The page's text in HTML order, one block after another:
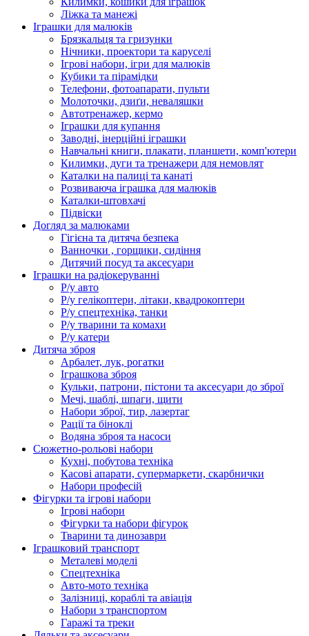
Ліжка та манежі
Іграшки для малюків
Брязкальця та гризунки
Нічники, проектори та каруселі
Ігрові набори, ігри для малюків
Кубики та пірамідки
Телефони, фотоапарати, пульти
Молоточки, дзиґи, неваляшки
Автотренажер, кермо
Іграшки для купання
Заводні, інерційні іграшки
Навчальні книги, плакати, планшети, комп'ютери
Килимки, дуги та тренажери для немовлят
Каталки на палиці та канаті
Розвиваюча іграшка для малюків
Каталки-штовхачі
Підвіски
Догляд за малюками
Гігієна та дитяча безпека
Ванночки , горщики, сидіння
Дитячий посуд та аксесуари
Іграшки на радіокеруванні
Р/у авто
Р/у гелікоптери, літаки, квадрокоптери
Р/у спецтехніка, танки
Р/у тварини та комахи
Р/у катери
Дитяча зброя
Арбалет, лук, рогатки
Іграшкова зброя
Кульки, патрони, пістони та аксесуари до зброї
Мечі, шаблі, шпаги, щити
Набори зброї, тир, лазертаг
Рації та біноклі
Водяна зброя та насоси
Сюжетно-рольові набори
Кухні, побутова техніка
Касові апарати, супермаркети, скарбнички
Набори професій
Фігурки та ігрові набори
Ігрові набори
Фігурки та набори фігурок
Тварини та динозаври
Іграшковий транспорт
Металеві моделі
Спецтехніка
Авто-мото техніка
Залізниці, кораблі та авіація
Набори з транспортом
Гаражі та треки